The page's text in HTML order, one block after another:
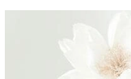
RZEMIOSŁO